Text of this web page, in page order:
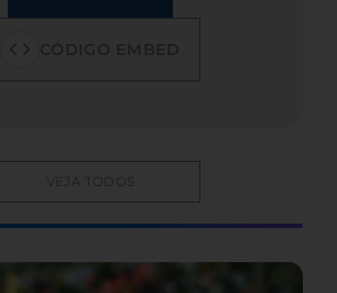
VEJA TODOS